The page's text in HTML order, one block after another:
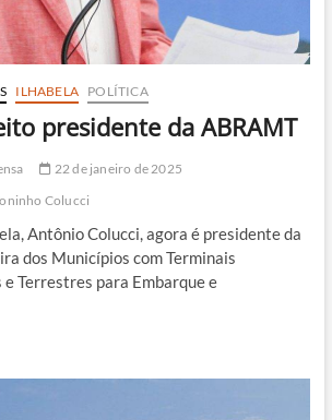
ILHABELA POLÍTICA
presidente da ABRAMT
22 de janeiro de 2025
Colucci
Antônio Colucci, agora é presidente da
dos Municípios com Terminais
Terrestres para Embarque e